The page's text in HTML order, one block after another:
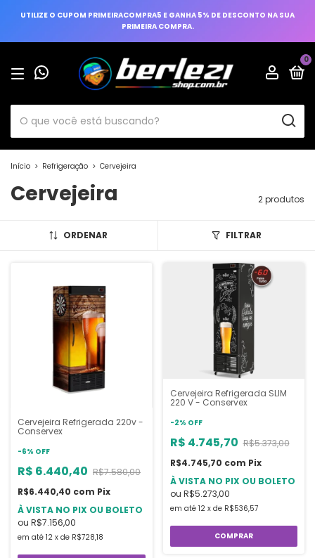
UTILIZE O CUPOM PRIMEIRACOMPRA5 E GANHA 5% DE DESCONTO NA SUA
PRIMEIRA COMPRA.
0
Início > Refrigeração > Cervejeira
Cervejeira 2 produtos
ORDENAR FILTRAR
Cervejeira Refrigerada 220v -
Conservex
-6% OFF
R$ 6.440,40 R$7.580,00
R$6.440,40 com Pix
À VISTA NO PIX OU BOLETO
ou R$7.156,00
em até 12 x de R$728,18
Cervejeira Refrigerada SLIM
220 V - Conservex
-2% OFF
R$ 4.745,70 R$5.373,00
R$4.745,70 com Pix
À VISTA NO PIX OU BOLETO
ou R$5.273,00
em até 12 x de R$536,57
COMPRAR